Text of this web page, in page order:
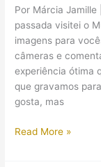
Brasil,
Irajá
(RJ)
Por Márcia
passada visitei o
imagens para
câmeras e
experiência ótima
que gravamos
gosta, mas
(Vídeo)
Read More »